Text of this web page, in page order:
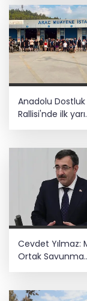
Anadolu Dostluk
Rallisi'nde ilk yarı
Cevdet Yılmaz:
Ortak Savunma
sağlayacak